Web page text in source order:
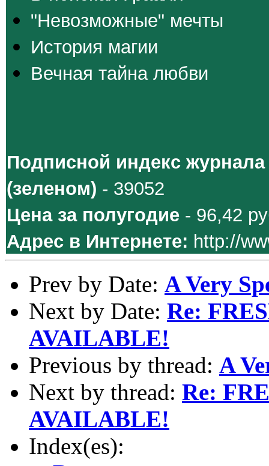
"Невозможные" мечты
История магии
Вечная тайна любви
Подписной индекс
(зеленом) - 39052
Цена за полугодие - 96,42
Адрес в Интернете: http://
Prev by Date: A Very
Next by Date: Re:
AVAILABLE!
Previous by thread: A
Next by thread: Re:
AVAILABLE!
Index(es):